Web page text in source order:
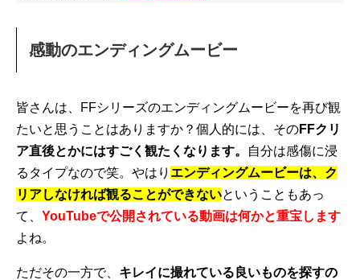
感動のエンディングムービー
皆さんは、FFシリーズのエンディングムービーを再び観
たいと思うことはありますか？個人的には、そのFFクリ
ア直後とかにはすごく観たくなります。
自分は感傷に浸
るタイプなので笑。やはり エンディングムービーは、ク
リアしなければ観ることができないということもあっ
て、 YouTubeで公開されている動画は何かと重宝します
よね。
ただその一方で、 キレイに撮れている良いものを探すの